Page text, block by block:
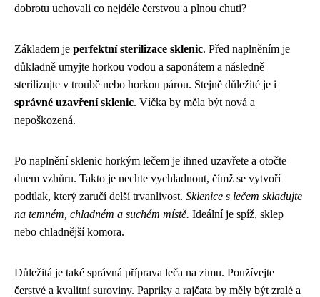
dobrotu uchovali co nejdéle čerstvou a plnou chuti?
Základem je perfektní sterilizace sklenic. Před naplněním je
důkladně umyjte horkou vodou a saponátem a následně
sterilizujte v troubě nebo horkou párou. Stejně důležité je i
správné uzavření sklenic. Víčka by měla být nová a
nepoškozená.
Po naplnění sklenic horkým lečem je ihned uzavřete a otočte
dnem vzhůru. Takto je nechte vychladnout, čímž se vytvoří
podtlak, který zaručí delší trvanlivost. Sklenice s lečem skladujte
na temném, chladném a suchém místě. Ideální je spíž, sklep
nebo chladnější komora.
Důležitá je také správná příprava leča na zimu. Používejte
čerstvé a kvalitní suroviny. Papriky a rajčata by měly být zralé a